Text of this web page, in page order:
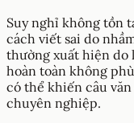
Suy nghỉ không tồn
cách viết sai do
thường xuất hiện do
hoàn toàn không
có thể khiến câu
chuyên nghiệp.